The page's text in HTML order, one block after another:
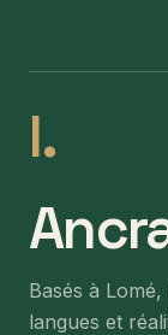
I.
Basés à
langues et